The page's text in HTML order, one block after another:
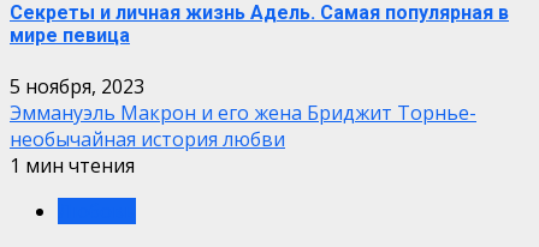
Секреты и личная жизнь Адель. Самая популярная в
мире певица
5 ноября, 2023
Эммануэль Макрон и его жена Бриджит Торнье-
необычайная история любви
1 мин чтения